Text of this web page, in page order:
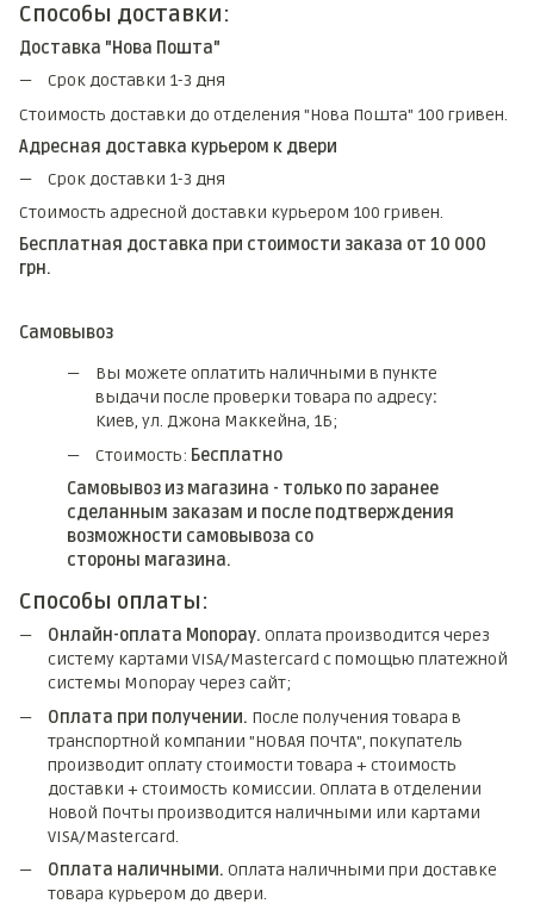
Способы доставки:
Доставка "Нова Пошта"
Срок доставки 1-3 дня
Стоимость доставки до отделения "Нова Пошта" 100 гривен.
Адресная доставка курьером к двери
Срок доставки 1-3 дня
Стоимость адресной доставки курьером 100 гривен.
Бесплатная доставка при стоимости заказа от 10 000
грн.
Самовывоз
Вы можете оплатить наличными в пункте
выдачи после проверки товара по адресу:
Киев, ул. Джона Маккейна, 1Б;
Стоимость: Бесплатно
Самовывоз из магазина - только по заранее
сделанным заказам и после подтверждения
возможности самовывоза со
стороны магазина.
Способы оплаты:
Онлайн-оплата Monopay. Оплата производится через
систему картами VISA/Mastercard с помощью платежной
системы Monopay через сайт;
Оплата при получении. После получения товара в
транспортной компании "НОВАЯ ПОЧТА", покупатель
производит оплату стоимости товара + стоимость
доставки + стоимость комиссии. Оплата в отделении
Новой Почты производится наличными или картами
VISA/Mastercard.
Оплата наличными. Оплата наличными при доставке
товара курьером до двери.